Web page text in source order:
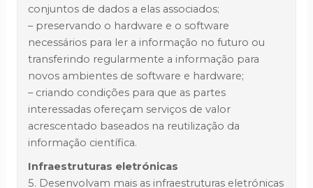
conjuntos de dados a elas associados;
– preservando o hardware e o software
necessários para ler a informação no futuro ou
transferindo regularmente a informação para
novos ambientes de software e hardware;
– criando condições para que as partes
interessadas ofereçam serviços de valor
acrescentado baseados na reutilização da
informação científica.
Infraestruturas eletrónicas
5. Desenvolvam mais as infraestruturas eletrónicas